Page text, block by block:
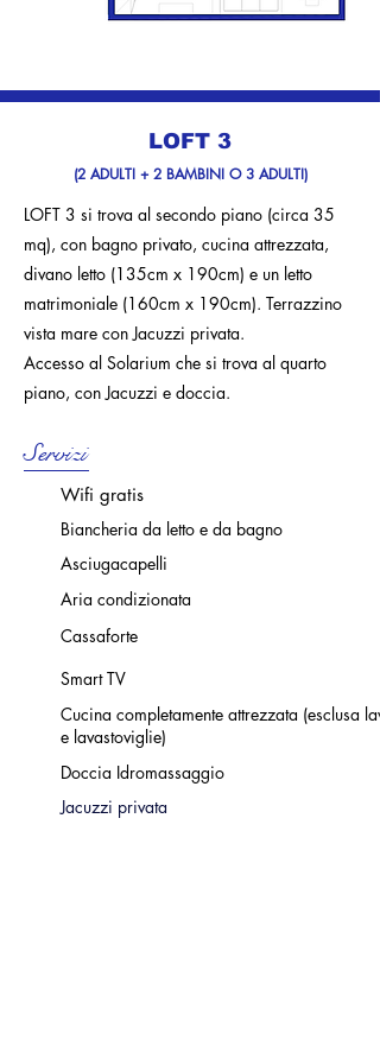
LOFT 3
(2 ADULTI + 2 BAMBINI O 3 ADULTI)
LOFT 3 si trova al secondo piano (circa 35
mq), con bagno privato, cucina attrezzata,
divano letto (135cm x 190cm) e un letto
matrimoniale (160cm x 190cm). Terrazzino
vista mare con Jacuzzi privata.
Accesso al Solarium che si trova al quarto
piano, con Jacuzzi e doccia.
Servizi
Wifi gratis
Biancheria da letto e da bagno
Asciugacapelli
Aria condizionata
Cassaforte
Smart TV
Cucina completamente attrezzata (esclusa
e lavastoviglie)
Doccia Idromassaggio
Jacuzzi privata